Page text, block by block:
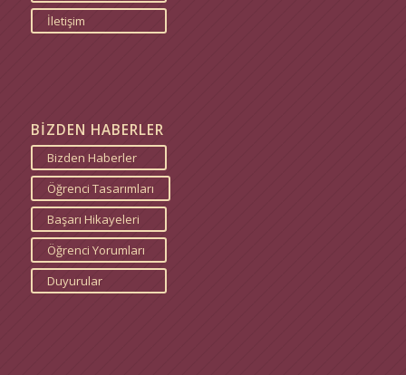
İletişim
BİZDEN HABERLER
Bizden Haberler
Öğrenci Tasarımları
Başarı Hikayeleri
Öğrenci Yorumları
Duyurular